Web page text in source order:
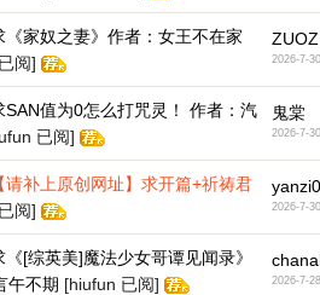
《家奴之妻》作者：女王不在家
阅]
2026-7-30
SAN值为0怎么打咒灵！ 作者：汽
已阅]
鬼棠
2026-7-30
请补上原创网址】求开篇+祈祷君
阅]
2026-7-30
《[综英美]魔法少女哥谭见闻录》
午不期 [hiufun 已阅] 2026-7-28